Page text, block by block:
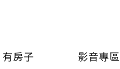
有房子 影音專區